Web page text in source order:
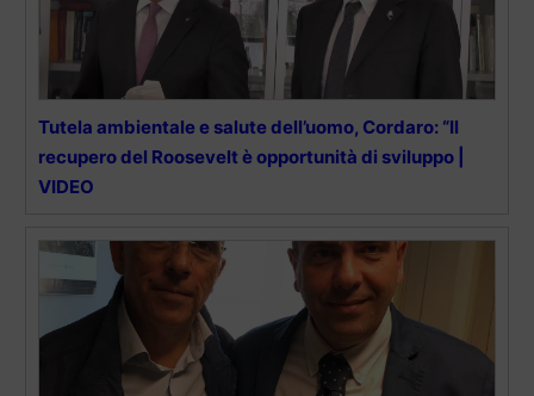
Tutela ambientale e salute dell’uomo, Cordaro: “Il
recupero del Roosevelt è opportunità di sviluppo |
VIDEO